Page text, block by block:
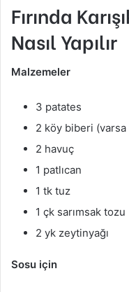
Fırında
Nasıl Yapılır
Malzemeler
3 patates
2 köy biberi (varsa
2 havuç
1 patlıcan
1 tk tuz
1 çk sarımsak tozu
2 yk zeytinyağı
Sosu için